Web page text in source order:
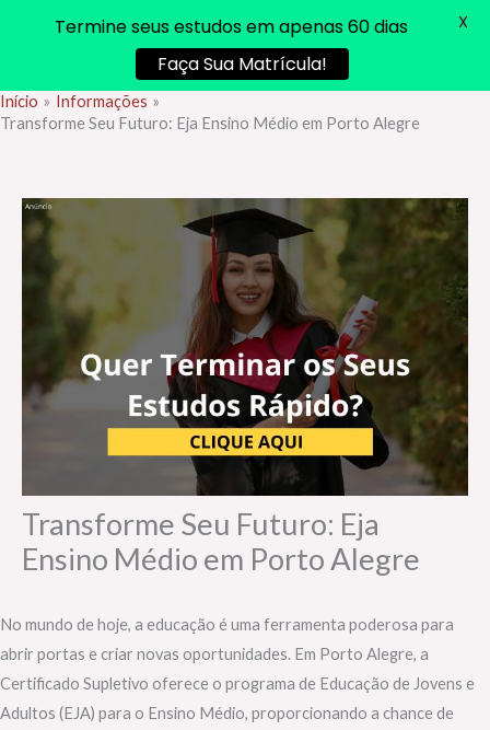
Ir
para
Início
Informações
Transforme Seu Futuro: Eja Ensino Médio em Porto Alegre
Transforme Seu Futuro: Eja
Ensino Médio em Porto Alegre
No mundo de hoje, a educação é uma ferramenta poderosa para
abrir portas e criar novas oportunidades. Em Porto Alegre, a
Certificado Supletivo oferece o programa de Educação de Jovens e
Adultos (EJA) para o Ensino Médio, proporcionando a chance de
Termine seus estudos em apenas 60 dias
Faça Sua Matrícula!
X